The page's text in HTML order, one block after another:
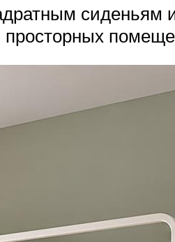
просторных